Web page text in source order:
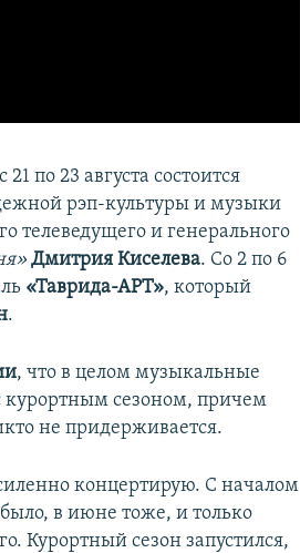
по 23 августа состоится
рэп-культуры и музыки
телеведущего и генерального
Дмитрия Киселева. Со 2 по 6
«Таврида-АРТ», который
.
, что в целом музыкальные
курортным сезоном, причем
не придерживается.
концертирую. С началом
в июне тоже, и только
Курортный сезон запустился,